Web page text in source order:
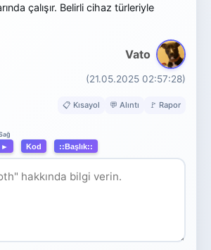
çalışır. Belirli cihaz türleriyle
Vato
(21.05.2025 02:57:28)
📋 Kısayol 💬 Alıntı 🚩 Rapor
► Kod ::Başlık::